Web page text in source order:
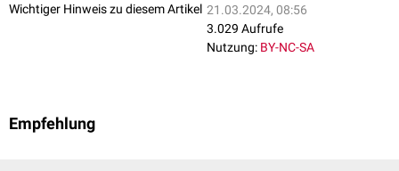
Wichtiger Hinweis zu diesem Artikel 21.03.2024, 08:56
3.029 Aufrufe
Nutzung: BY-NC-SA
Empfehlung